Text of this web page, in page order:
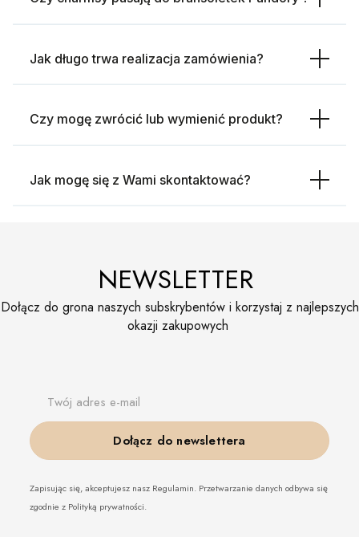
Jak długo trwa realizacja zamówienia?
Czy mogę zwrócić lub wymienić produkt?
Jak mogę się z Wami skontaktować?
NEWSLETTER
Dołącz do grona naszych subskrybentów i korzystaj z najlepszych
okazji zakupowych
Twój adres e-mail
Dołącz do newslettera
Zapisując się, akceptujesz nasz Regulamin. Przetwarzanie danych odbywa się
zgodnie z Polityką prywatności.